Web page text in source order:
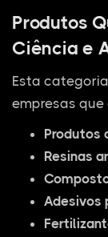
Produtos
Ciência e
Esta
empresas que
Produtos
Resinas
Adesivos